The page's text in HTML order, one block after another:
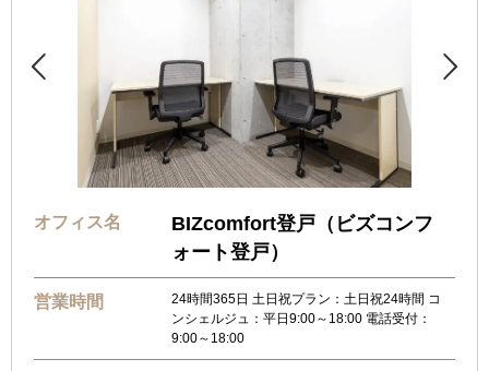
 
オフィス名
BIZcomfort登戸（ビズコンフ
ォート登戸）
営業時間
24時間365日 土日祝プラン：土日祝24時間 コ
ンシェルジュ：平日9:00～18:00 電話受付：
9:00～18:00